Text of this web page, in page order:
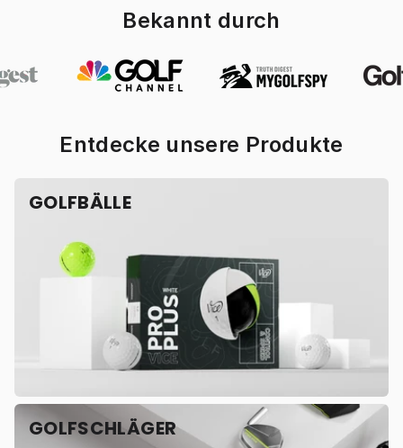
Bekannt durch
Entdecke unsere Produkte
GOLFBÄLLE
GOLFSCHLÄGER